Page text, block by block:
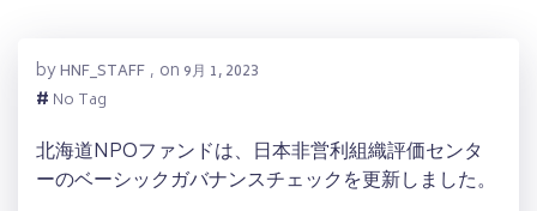
byHNF_STAFF , on 9月 1, 2023
# No Tag
北海道NPOファンドは、日本非営利組織評価センタ
ーのベーシックガバナンスチェックを更新しました。